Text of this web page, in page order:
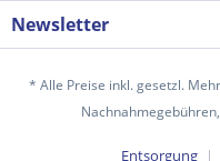
Ich habe die
Newsletter
* Alle Preise inkl. gesetzl.
Entsorgung